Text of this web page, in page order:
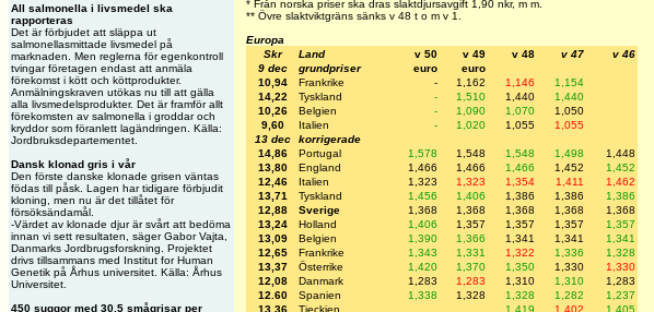
All salmonella i livsmedel ska
rapporteras
Det är förbjudet att släppa ut
salmonellasmittade livsmedel på
marknaden. Men reglerna för egenkontroll
tvingar företagen endast att anmäla
förekomst i kött och köttprodukter.
Anmälningskraven utökas nu till att gälla
alla livsmedelsprodukter. Det är framför allt
förekomsten av salmonella i groddar och
kryddor som föranlett lagändringen. Källa:
Jordbruksdepartementet.
Dansk klonad gris i vår
Den förste danske klonade grisen väntas
födas till påsk. Lagen har tidigare förbjudit
kloning, men nu är det tillåtet för
försöksändamål.
-Värdet av klonade djur är svårt att bedöma
innan vi sett resultaten, säger Gabor Vajta,
Danmarks Jordbrugsforskning. Projektet
drivs tillsammans med Institut for Human
Genetik på Århus universitet. Källa: Århus
Universitet.
450 suggor med 30,5 smågrisar per
* Från norska priser ska dras slaktdjursavgift 1,90 nkr, m m.
** Övre slaktviktgräns sänks v 48 t o m v 1.
Europa
Skr
Land v 50 v 49 v 48 v 47
v 46
9 dec
grundpriser euro
euro
10,94
Frankrike - 1,162 1,146
1,154
14,22
Tyskland - 1,510 1,440
1,440
10,26
Belgien - 1,090 1,070
1,050
9,60
Italien - 1,020 1,055
1,055
13 dec
korrigerade
14,86
Portugal 1,578 1,548 1,548 1,498
1,448
13,80
England 1,466 1,466 1,466 1,452
1,452
12,46
Italien 1,323 1,323 1,354 1,411
1,462
13,71
Tyskland 1,456 1,406 1,386 1,386
1,386
12,88
Sverige 1,368 1,368 1,368 1,368
1,368
13,24
Holland 1,406 1,357 1,357 1,357
1,357
13,09
Belgien 1,390 1,366 1,341 1,341
1,341
12,65
Frankrike 1,343 1,331 1,322 1,336
1,328
13,37
Österrike 1,420 1,370 1,350 1,330
1,330
12,08
Danmark 1,283 1,283 1,310 1,310
1,283
12.60
Spanien 1,338 1,328 1,328 1,282
1,237
13,36
Tjeckien 1,419 1,402
1,405